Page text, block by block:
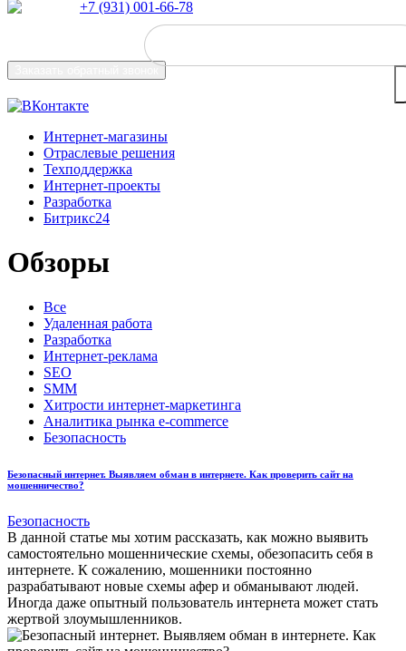
+7 (931) 001-66-78
Интернет-магазины
Отраслевые решения
Техподдержка
Интернет-проекты
Разработка
Битрикс24
Обзоры
Все
Удаленная работа
Разработка
Интернет-реклама
SEO
SMM
Хитрости интернет-маркетинга
Аналитика рынка e-commerce
Безопасность
Безопасный интернет. Выявляем обман в интернете. Как проверить сайт на
мошенничество?
Безопасность
В данной статье мы хотим рассказать, как можно выявить
самостоятельно мошеннические схемы, обезопасить себя в
интернете. К сожалению, мошенники постоянно
разрабатывают новые схемы афер и обманывают людей.
Иногда даже опытный пользователь интернета может стать
жертвой злоумышленников.